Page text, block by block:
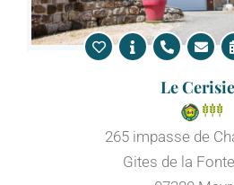
Le
265 impasse de
Gites de la